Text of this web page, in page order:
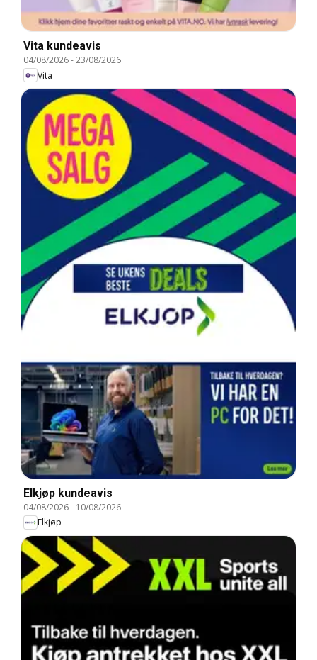
Vita kundeavis
04/08/2026-23/08/2026
Vita
Elkjøp kundeavis
04/08/2026- 10/08/2026
Elkjøp